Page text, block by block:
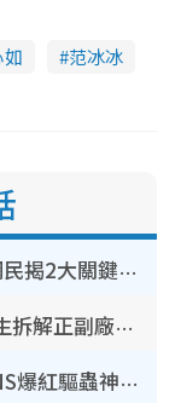
如
范冰冰
裝修拆鐵閘隨時變賊人目標？網民揭2大關鍵用途：裝新式等於白裝？附新舊鐵閘分別
網傳公院改用內地/副廠藥？醫生拆解正副廠分別 揭4類人換藥隨時出事
怕蟲人士夏日救星！日本3COINS爆紅驅蟲神器$45起 1招「全程免觸碰」輕鬆搞定小強